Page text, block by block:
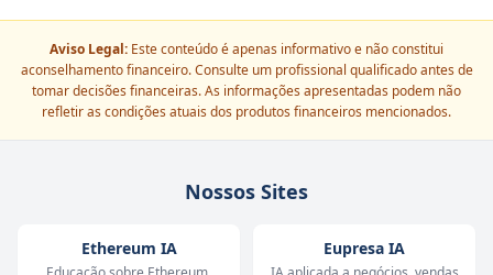
Aviso Legal: Este conteúdo é apenas informativo e não constitui
aconselhamento financeiro. Consulte um profissional qualificado antes de
tomar decisões financeiras. As informações apresentadas podem não
refletir as condições atuais dos produtos financeiros mencionados.
Nossos Sites
Ethereum IA Eupresa IA